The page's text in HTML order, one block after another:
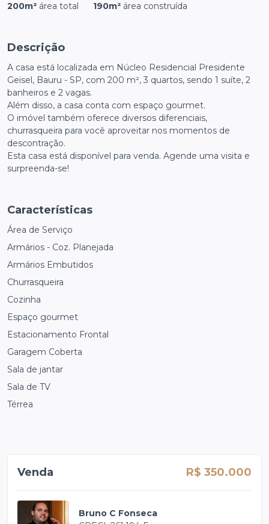
200m² área total 190m² área construída
Descrição
A casa está localizada em Núcleo Residencial Presidente
Geisel, Bauru - SP, com 200 m², 3 quartos, sendo 1 suíte, 2
banheiros e 2 vagas.
Além disso, a casa conta com espaço gourmet.
O imóvel também oferece diversos diferenciais,
churrasqueira para você aproveitar nos momentos de
descontração.
Esta casa está disponível para venda. Agende uma visita e
surpreenda-se!
Características
Área de Serviço
Armários - Coz. Planejada
Armários Embutidos
Churrasqueira
Cozinha
Espaço gourmet
Estacionamento Frontal
Garagem Coberta
Sala de jantar
Sala de TV
Térrea
Venda R$ 350.000
Bruno C Fonseca